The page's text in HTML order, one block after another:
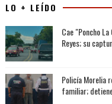
LO + LEÍDO
Cae "Poncho
Reyes; su
Policía Morelia
familiar;